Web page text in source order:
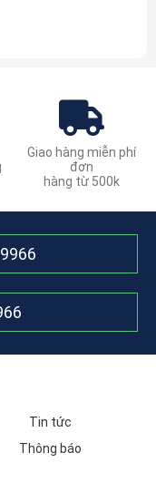
Giao hàng miễn phí
đơn
hàng từ 500k
Tin tức
Thông báo